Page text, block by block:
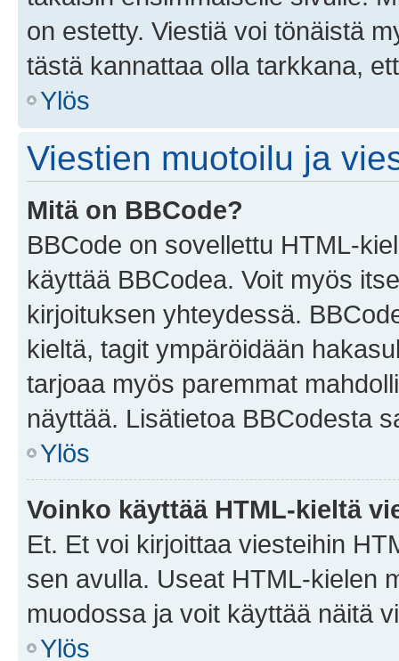
on estetty. Viestiä voi tönäistä
tästä kannattaa olla tarkkana,
Ylös
Viestien muotoilu ja
Mitä on BBCode?
BBCode on sovellettu HTML-
käyttää BBCodea. Voit myös
kirjoituksen yhteydessä.
kieltä, tagit ympäröidään
tarjoaa myös paremmat
näyttää. Lisätietoa BBCodesta
Ylös
Voinko käyttää HTML-kieltä
Et. Et voi kirjoittaa viesteihin
sen avulla. Useat HTML-kielen
muodossa ja voit käyttää näitä
Ylös